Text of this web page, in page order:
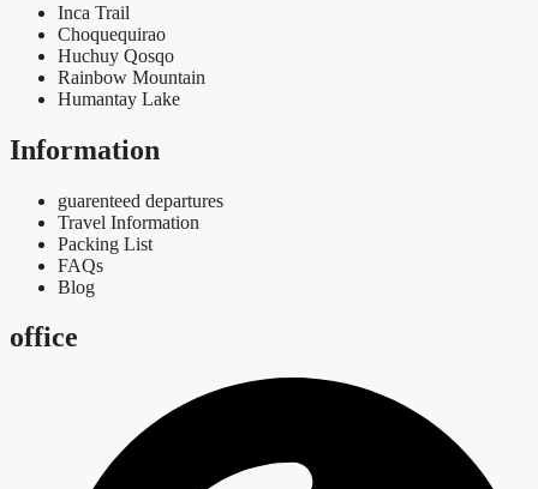
Inca Trail
Choquequirao
Huchuy Qosqo
Rainbow Mountain
Humantay Lake
Information
guarenteed departures
Travel Information
Packing List
FAQs
Blog
office